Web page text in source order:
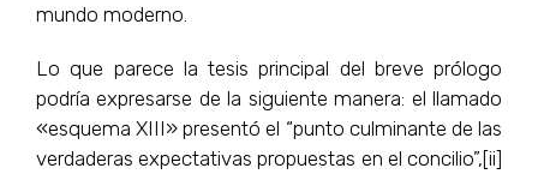
mundo moderno.
Lo que parece la tesis principal del breve prólogo
podría expresarse de la siguiente manera: el llamado
«esquema XIII» presentó el “punto culminante de las
verdaderas expectativas propuestas en el concilio”,[ii]